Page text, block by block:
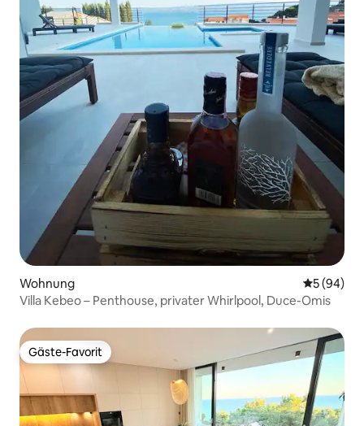
Wohnung
5 (94)
Villa Kebeo – Penthouse, privater Whirlpool, Duce-Omis
Gäste-Favorit
Gäste-Favorit